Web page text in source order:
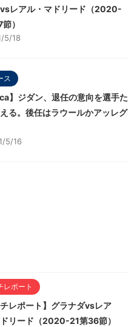
レアル・マドリード（2020-
）
5/18
ス
】ジダン、退任の意向を選手た
る。後任はラウールかアッレグ
5/16
レポート
チレポート】グラナダvsレア
リード（2020-21第36節）